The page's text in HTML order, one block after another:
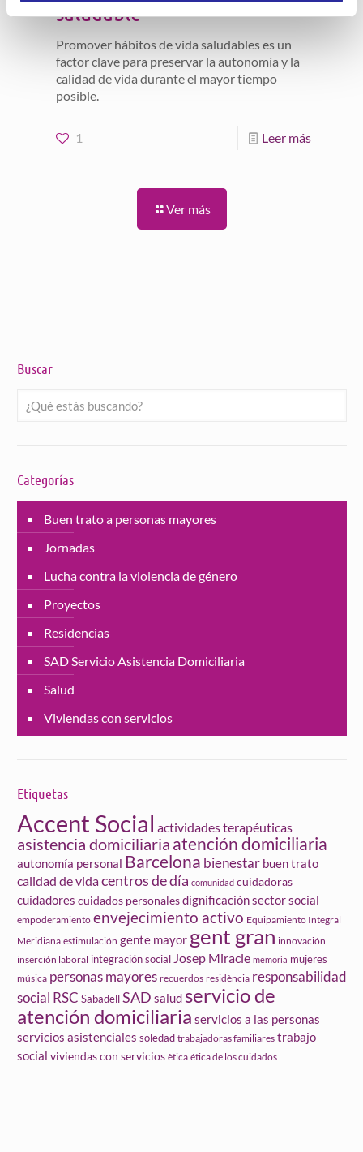
saludable
Promover hábitos de vida saludables es un
factor clave para preservar la autonomía y la
calidad de vida durante el mayor tiempo
posible.
1 Leer más
Ver más
Buscar
Categorías
Buen trato a personas mayores
Jornadas
Lucha contra la violencia de género
Proyectos
Residencias
SAD Servicio Asistencia Domiciliaria
Salud
Viviendas con servicios
Etiquetas
Accent Social actividades terapéuticas
asistencia domiciliaria atención domiciliaria
autonomía personal Barcelona bienestar buen trato
calidad de vidacentros de día comunidad cuidadoras
cuidadores cuidados personalesdignificación sector social
empoderamiento envejecimiento activo Equipamiento Integral
Meridiana estimulación gente mayor gent gran innovación
inserción laboral integración social Josep Miracle memoria mujeres
música personas mayores recuerdos residència responsabilidad
social RSC SabadellSAD salud servicio de
atención domiciliaria servicios a las personas
servicios asistenciales soledad trabajadoras familiares trabajo
social viviendas con servicios ètica ética de los cuidados